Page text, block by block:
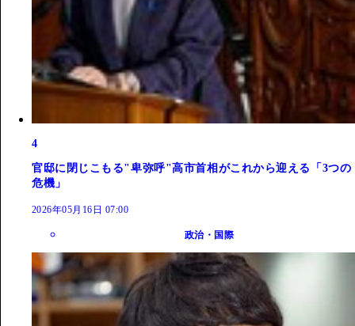
4
官邸に閉じこもる"卑弥呼"高市首相がこれから迎える「3つの
危機」
2026年05月16日 07:00
政治・国際